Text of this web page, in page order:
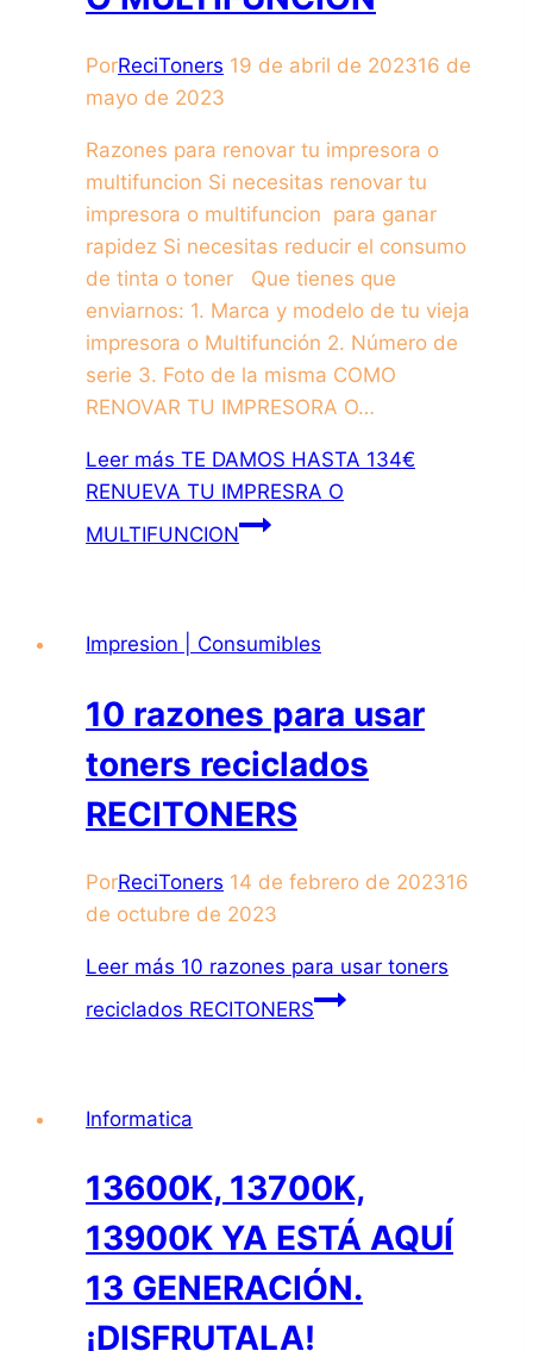
PorReciToners 19 de abril de 202316 de
mayo de 2023
Razones para renovar tu impresora o
multifuncion Si necesitas renovar tu
impresora o multifuncion para ganar
rapidez Si necesitas reducir el consumo
de tinta o toner Que tienes que
enviarnos: 1. Marca y modelo de tu vieja
impresora o Multifunción 2. Número de
serie 3. Foto de la misma COMO
RENOVAR TU IMPRESORA O…
Leer más TE DAMOS HASTA 134€
RENUEVA TU IMPRESRA O
MULTIFUNCION
Impresion | Consumibles
10 razones para usar
toners reciclados
RECITONERS
PorReciToners 14 de febrero de 202316
de octubre de 2023
Leer más 10 razones para usar toners
reciclados RECITONERS
Informatica
13600K, 13700K,
13900K YA ESTÁ AQUÍ
13 GENERACIÓN.
¡DISFRUTALA!